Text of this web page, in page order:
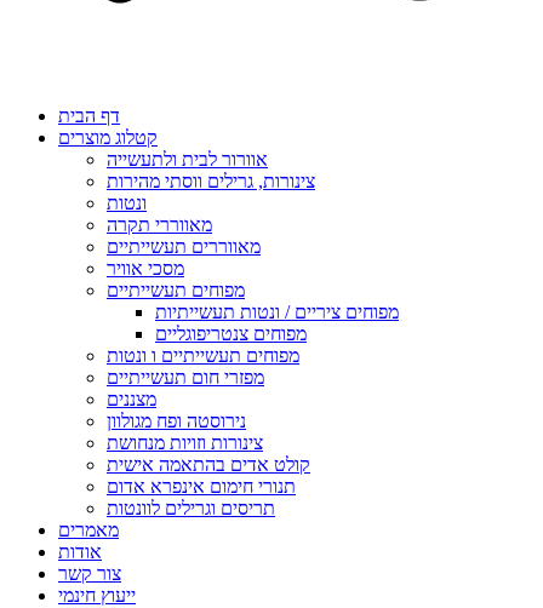
דף הבית
קטלוג מוצרים
אוורור לבית ולתעשייה
צינורות, גרילים ווסתי מהירות
ונטות
מאווררי תקרה
מאווררים תעשייתיים
מסכי אוויר
מפוחים תעשייתיים
מפוחים ציריים / ונטות תעשייתיות
מפוחים צנטריפוגליים
מפוחים תעשייתיים ו ונטות
מפזרי חום תעשייתיים
מצננים
נירוסטה ופח מגולוון
צינורות וזויות מנחושת
קולט אדים בהתאמה אישית
תנורי חימום אינפרא אדום
תריסים וגרילים לוונטות
מאמרים
אודות
צור קשר
ייעוץ חינמי